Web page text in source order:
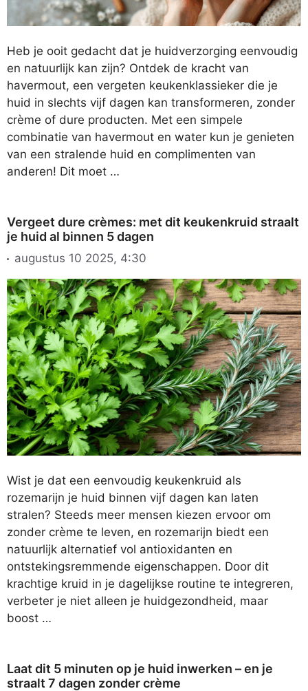
Heb je ooit gedacht dat je huidverzorging eenvoudig
en natuurlijk kan zijn? Ontdek de kracht van
havermout, een vergeten keukenklassieker die je
huid in slechts vijf dagen kan transformeren, zonder
crème of dure producten. Met een simpele
combinatie van havermout en water kun je genieten
van een stralende huid en complimenten van
anderen! Dit moet …
Vergeet dure crèmes: met dit keukenkruid straalt
je huid al binnen 5 dagen
augustus 10 2025, 4:30
Wist je dat een eenvoudig keukenkruid als
rozemarijn je huid binnen vijf dagen kan laten
stralen? Steeds meer mensen kiezen ervoor om
zonder crème te leven, en rozemarijn biedt een
natuurlijk alternatief vol antioxidanten en
ontstekingsremmende eigenschappen. Door dit
krachtige kruid in je dagelijkse routine te integreren,
verbeter je niet alleen je huidgezondheid, maar
boost …
Laat dit 5 minuten op je huid inwerken – en je
straalt 7 dagen zonder crème